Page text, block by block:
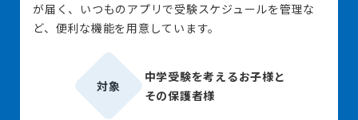
が届く、いつものアプリで受験スケジュールを管理な
ど、便利な機能を用意しています。
対象
中学受験を考えるお子様と
その保護者様